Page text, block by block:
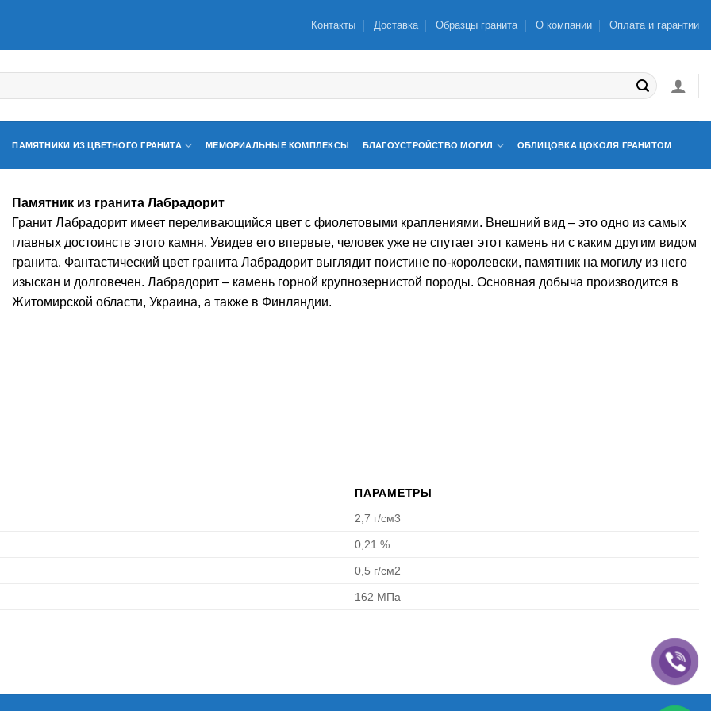
Контакты Доставка Образцы гранита О компании Оплата и гарантии
ПАМЯТНИКИ ИЗ ЦВЕТНОГО ГРАНИТА МЕМОРИАЛЬНЫЕ КОМПЛЕКСЫ БЛАГОУСТРОЙСТВО МОГИЛ ОБЛИЦОВКА ЦОКОЛЯ ГРАНИТОМ
Памятник из гранита Лабрадорит
Гранит Лабрадорит имеет переливающийся цвет с фиолетовыми краплениями. Внешний вид – это одно из самых
главных достоинств этого камня. Увидев его впервые, человек уже не спутает этот камень ни с каким другим видом
гранита. Фантастический цвет гранита Лабрадорит выглядит поистине по-королевски, памятник на могилу из него
изыскан и долговечен. Лабрадорит – камень горной крупнозернистой породы. Основная добыча производится в
Житомирской области, Украина, а также в Финляндии.
ПАРАМЕТРЫ
2,7 г/см3
0,21 %
0,5 г/см2
162 МПа